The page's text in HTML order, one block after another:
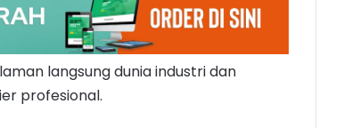
langsung dunia industri dan
profesional.